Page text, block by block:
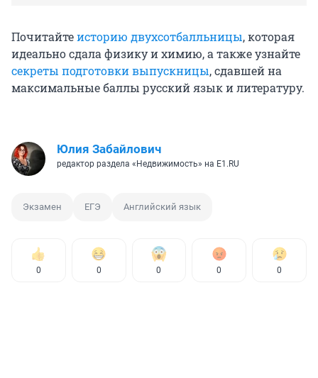
Почитайтеисторию двухсотбалльницы, которая
идеально сдала физику и химию, а также узнайте
секреты подготовки выпускницы, сдавшей на
максимальные баллы русский язык и литературу.
Юлия Забайлович
редактор раздела «Недвижимость» на E1.RU
Экзамен ЕГЭ Английский язык
0 0 0 0 0